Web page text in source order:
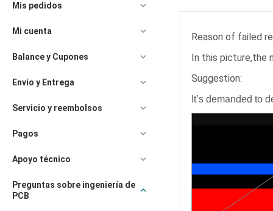
Reason of failed
In this picture,the
Suggestion:
It’s demanded to
Mis pedidos
Mi cuenta
Balance y Cupones
Envío y Entrega
Servicio y reembolsos
Pagos
Apoyo técnico
Preguntas sobre ingeniería de
PCB